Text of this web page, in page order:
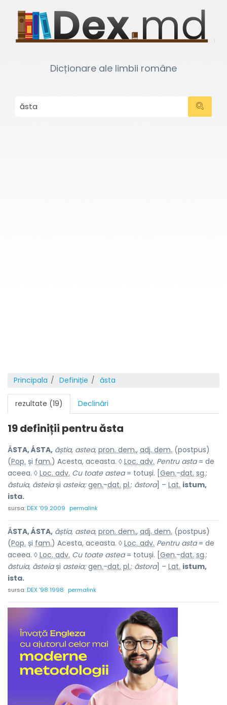
Dicționare ale limbii române
Principala Definiție ăsta
rezultate (19) Declinări
19 definiții pentruăsta
ẮSTA, ÁSTA, ăștia, astea, pron. dem., adj. dem. (postpus)
(Pop. și fam.) Acesta, aceasta. ◊ Loc. adv. Pentru asta= de
aceea. ◊ Loc. adv. Cu toate astea= totuși. [ Gen.-dat. sg.:
ăstuia, ăsteiași asteia; gen.-dat. pl.: ăstora] – Lat. istum,
ista.
sursa:DEX '09 2009 permalink
ẮSTA, ÁSTA, ăștia, astea, pron. dem., adj. dem. (postpus)
(Pop. și fam.) Acesta, aceasta. ◊ Loc. adv. Pentru asta= de
aceea. ◊ Loc. adv. Cu toate astea= totuși. [ Gen.-dat. sg.:
ăstuia, ăsteiași asteia; gen.-dat. pl.: ăstora] – Lat. istum,
ista.
sursa:DEX '98 1998 permalink